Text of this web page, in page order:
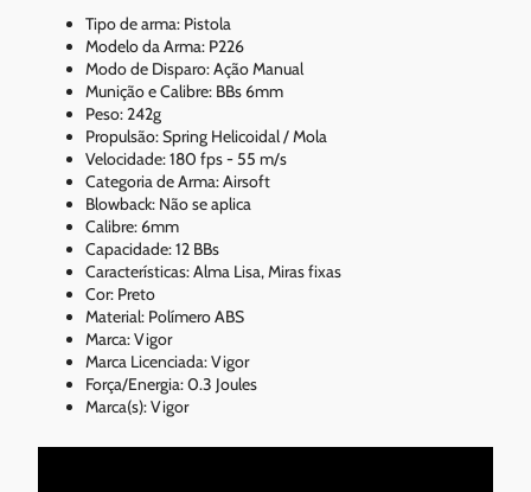
Tipo de arma: Pistola
Modelo da Arma: P226
Modo de Disparo: Ação Manual
Munição e Calibre: BBs 6mm
Peso: 242g
Propulsão: Spring Helicoidal / Mola
Velocidade: 180 fps - 55 m/s
Categoria de Arma: Airsoft
Blowback: Não se aplica
Calibre: 6mm
Capacidade: 12 BBs
Características: Alma Lisa, Miras fixas
Cor: Preto
Material: Polímero ABS
Marca: Vigor
Marca Licenciada: Vigor
Força/Energia: 0.3 Joules
Marca(s): Vigor